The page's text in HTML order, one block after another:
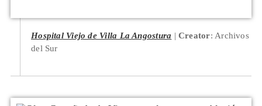
Hospital Viejo de Villa La Angostura Creator: Archivos
del Sur